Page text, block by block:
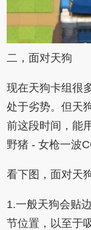
二，面对天狗
现在天狗卡组很
处于劣势。但天
前这段时间，能
野猪 - 女枪一波
看下图，面对天
1.一般天狗会贴
节位置，以至于